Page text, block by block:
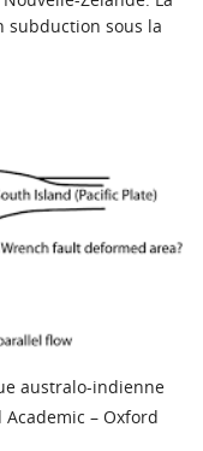
subduction sous la
australo-indienne
– Oxford